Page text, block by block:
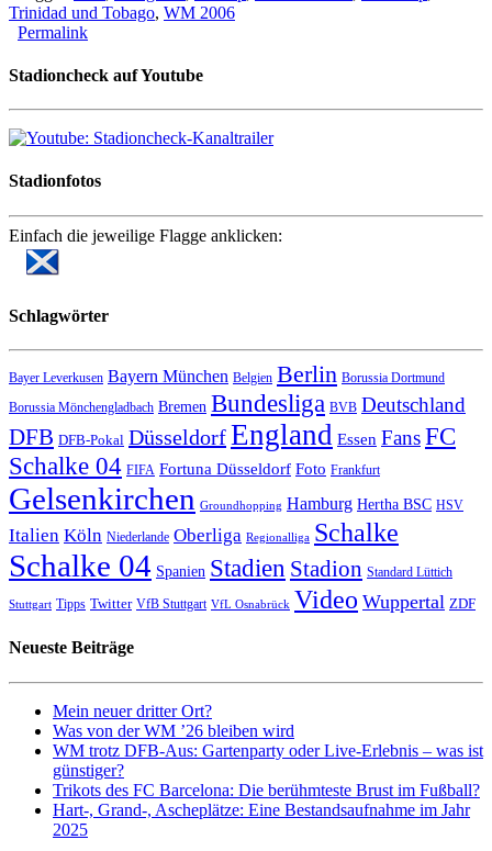
Trinidad und Tobago, WM 2006
Permalink
Stadioncheck auf Youtube
Stadionfotos
Einfach die jeweilige Flagge anklicken:
Schlagwörter
Bayer Leverkusen Bayern München Belgien Berlin Borussia Dortmund
Borussia Mönchengladbach Bremen Bundesliga BVB Deutschland
DFB DFB-Pokal DüsseldorfEngland Essen FansFC
Schalke 04 FIFA Fortuna Düsseldorf Foto Frankfurt
Gelsenkirchen Groundhopping Hamburg Hertha BSC HSV
Italien Köln Niederlande Oberliga Regionalliga Schalke
Schalke 04 Spanien Stadien Stadion Standard Lüttich
Stuttgart Tipps Twitter VfB Stuttgart VfL Osnabrück Video Wuppertal ZDF
Neueste Beiträge
Mein neuer dritter Ort?
Was von der WM ’26 bleiben wird
WM trotz DFB-Aus: Gartenparty oder Live-Erlebnis – was ist
günstiger?
Trikots des FC Barcelona: Die berühmteste Brust im Fußball?
Hart-, Grand-, Ascheplätze: Eine Bestandsaufnahme im Jahr
2025